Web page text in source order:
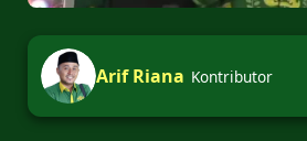
Arif Riana Kontributor